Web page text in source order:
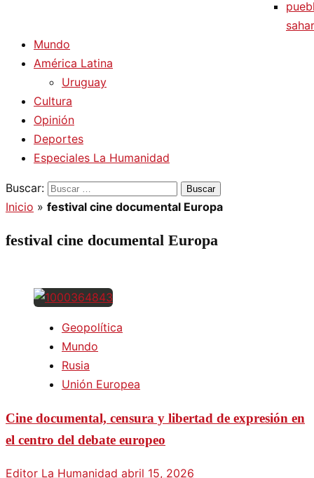
Mundo
América Latina
Uruguay
Cultura
Opinión
Deportes
Especiales La Humanidad
Buscar:
Inicio » festival cine documental Europa
festival cine documental Europa
Geopolítica
Mundo
Rusia
Unión Europea
Cine documental, censura y libertad de expresión en
el centro del debate europeo
Editor La Humanidad abril 15, 2026